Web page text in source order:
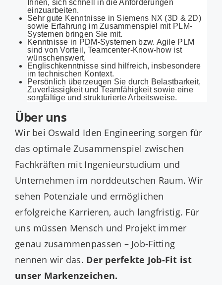
Ihnen, sich schnell in die Anforderungen
einzuarbeiten.
Sehr gute Kenntnisse in Siemens NX (3D & 2D)
sowie Erfahrung im Zusammenspiel mit PLM-
Systemen bringen Sie mit.
Kenntnisse in PDM-Systemen bzw. Agile PLM
sind von Vorteil, Teamcenter-Know-how ist
wünschenswert.
Englischkenntnisse sind hilfreich, insbesondere
im technischen Kontext.
Persönlich überzeugen Sie durch Belastbarkeit,
Zuverlässigkeit und Teamfähigkeit sowie eine
sorgfältige und strukturierte Arbeitsweise.
Über uns
Wir bei Oswald Iden Engineering sorgen für
das optimale Zusammenspiel zwischen
Fachkräften mit Ingenieurstudium und
Unternehmen im norddeutschen Raum. Wir
sehen Potenziale und ermöglichen
erfolgreiche Karrieren, auch langfristig. Für
uns müssen Mensch und Projekt immer
genau zusammenpassen – Job-Fitting
nennen wir das. Der perfekte Job-Fit ist
unser Markenzeichen.